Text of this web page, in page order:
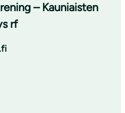
– Kauniaisten
rf